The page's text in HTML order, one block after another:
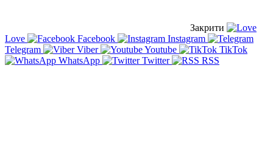
Закрити
Love
Facebook
Instagram
Telegram
Viber Youtube
TikTok
WhatsApp
Twitter RSS